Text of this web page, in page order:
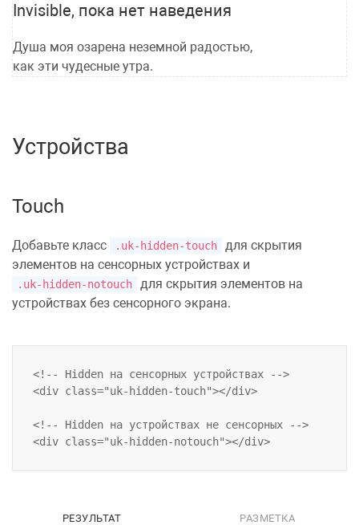
Invisible, пока нет наведения
Душа моя озарена неземной радостью,
как эти чудесные утра.
Устройства
Touch
Добавьте класс .uk-hidden-touch
для скрытия
элементов на сенсорных устройствах и
.uk-hidden-notouch
для скрытия элементов на
устройствах без сенсорного экрана.
<!-- Hidden на сенсорных устройствах -->
<div class="uk-hidden-touch"></div>
<!-- Hidden на устройствах не сенсорных -->
РЕЗУЛЬТАТ РАЗМЕТКА